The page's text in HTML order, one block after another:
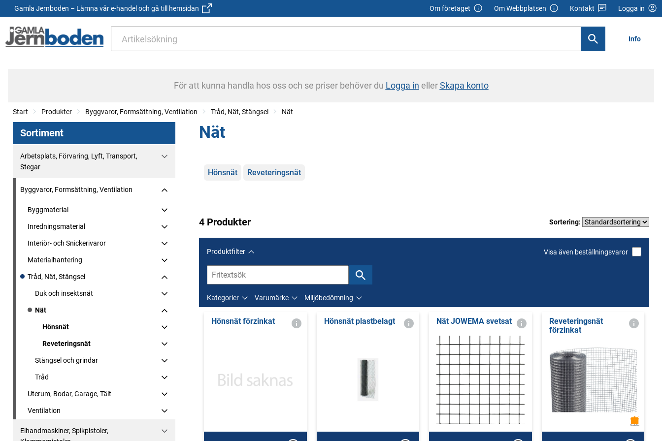
Gamla Jernboden – Lämna vår e-handel och gå till hemsidan Om företaget Om Webbplatsen Kontakt Logga in
Info
För att kunna handla hos oss och se priser behöver du Logga in ellerSkapa konto
Start Produkter Byggvaror, Formsättning, Ventilation Tråd, Nät, Stängsel Nät
Sortiment
Arbetsplats, Förvaring, Lyft, Transport,
Stegar
Byggvaror, Formsättning, Ventilation
Byggmaterial
Inredningsmaterial
Interiör- och Snickerivaror
Materialhantering
Tråd, Nät, Stängsel
Duk och insektsnät
Nät
Hönsnät
Reveteringsnät
Stängsel och grindar
Tråd
Uterum, Bodar, Garage, Tält
Ventilation
Elhandmaskiner, Spikpistoler,
Nät
Kategorier
Hönsnät Reveteringsnät
4 Produkter Sortering:
Produktfilter Visa även beställningsvaror
Kategorier Varumärke Miljöbedömning
Hönsnät förzinkat Hönsnät plastbelagt Nät JOWEMA svetsat
Reveteringsnät
förzinkat